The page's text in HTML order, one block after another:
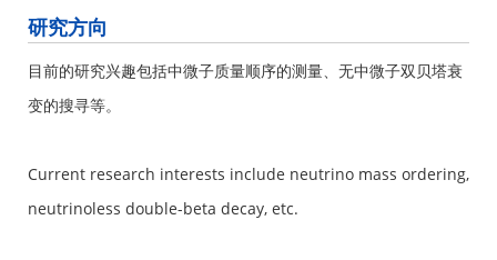
研究方向
目前的研究兴趣包括中微子质量顺序的测量、无中微子双贝塔衰
变的搜寻等。
Current research interests include neutrino mass ordering,
neutrinoless double-beta decay, etc.